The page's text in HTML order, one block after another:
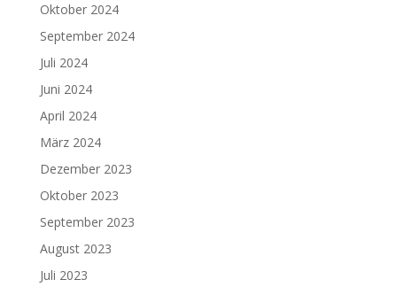
Oktober 2024
September 2024
Juli 2024
Juni 2024
April 2024
März 2024
Dezember 2023
Oktober 2023
September 2023
August 2023
Juli 2023